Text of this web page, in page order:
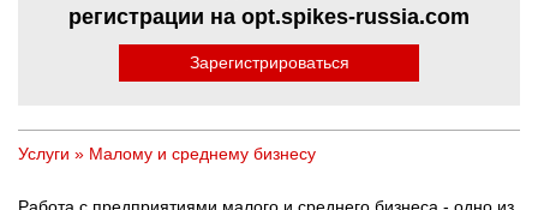
регистрации на opt.spikes-russia.com
Зарегистрироваться
Услуги » Малому и среднему бизнесу